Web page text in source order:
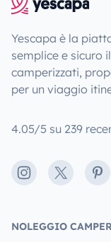
Yescapa è la
semplice e sicuro
camperizzati,
per un viaggio
4.05/5 su 239
Instagram
X
NOLEGGIO CAMPER